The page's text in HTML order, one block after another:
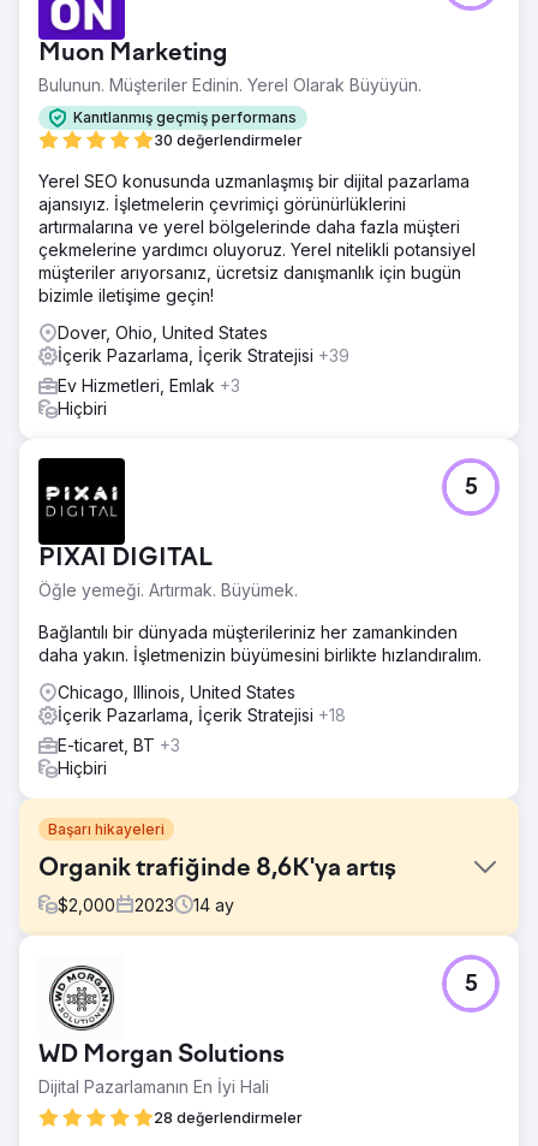
Muon Marketing
Bulunun. Müşteriler Edinin. Yerel Olarak Büyüyün.
Kanıtlanmış geçmiş performans
30 değerlendirmeler
Yerel SEO konusunda uzmanlaşmış bir dijital pazarlama
ajansıyız. İşletmelerin çevrimiçi görünürlüklerini
artırmalarına ve yerel bölgelerinde daha fazla müşteri
çekmelerine yardımcı oluyoruz. Yerel nitelikli potansiyel
müşteriler arıyorsanız, ücretsiz danışmanlık için bugün
bizimle iletişime geçin!
Dover, Ohio, United States
İçerik Pazarlama, İçerik Stratejisi +39
Ev Hizmetleri, Emlak +3
Hiçbiri
PIXAI DIGITAL
Öğle yemeği. Artırmak. Büyümek.
5
Bağlantılı bir dünyada müşterileriniz her zamankinden
daha yakın. İşletmenizin büyümesini birlikte hızlandıralım.
Chicago, Illinois, United States
İçerik Pazarlama, İçerik Stratejisi +18
E-ticaret, BT +3
Hiçbiri
Başarı hikayeleri
Organik trafiğinde 8,6K'ya artış
$2,000 2023 14 ay
Meydan Okuma
Mobile4use müşterisi ikinci el cep telefonlarını çevrimiçi
satıyor. Daha iyi durumdaki tüm kullanılmış cep telefonlarını
sattıkları bir web siteleri var. E-ticaret sektöründeki
çevrimiçi varlıklarını artırmak için bizimle iletişime geçtiler.
İşletmenizi çevrimiçi olarak ölçeklendirmek hiç bu kadar
kolay olmamıştı.
WD Morgan Solutions
Dijital Pazarlamanın En İyi Hali
28 değerlendirmeler
5